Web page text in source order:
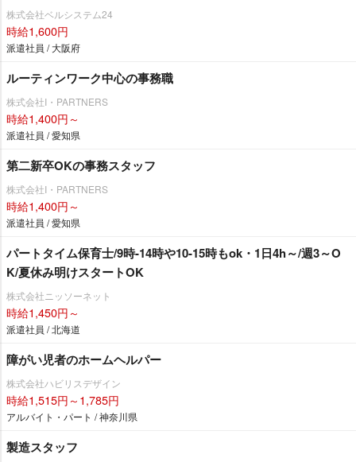
株式会社ベルシステム24
時給1,600円
派遣社員 / 大阪府
ルーティンワーク中心の事務職
株式会社I・PARTNERS
時給1,400円～
派遣社員 / 愛知県
第二新卒OKの事務スタッフ
株式会社I・PARTNERS
時給1,400円～
派遣社員 / 愛知県
パートタイム保育士/9時-14時や10-15時もok・1日4h～/週3～O
K/夏休み明けスタートOK
株式会社ニッソーネット
時給1,450円～
派遣社員 / 北海道
障がい児者のホームヘルパー
株式会社ハビリスデザイン
時給1,515円～1,785円
アルバイト・パート / 神奈川県
製造スタッフ